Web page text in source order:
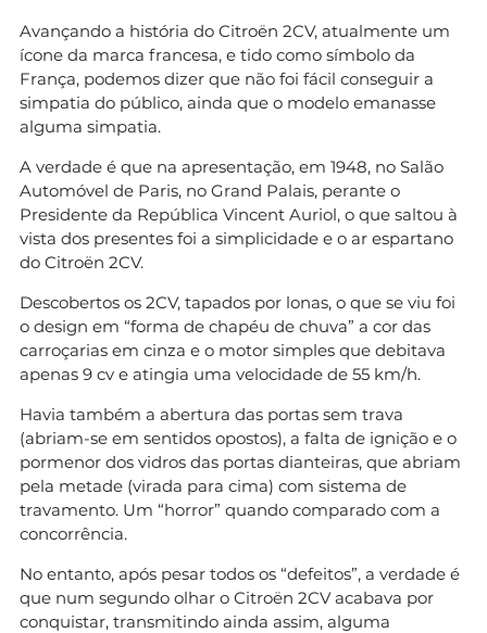
Avançando a história do Citroën 2CV, atualmente um
ícone da marca francesa, e tido como símbolo da
França, podemos dizer que não foi fácil conseguir a
simpatia do público, ainda que o modelo emanasse
alguma simpatia.
A verdade é que na apresentação, em 1948, no Salão
Automóvel de Paris, no Grand Palais, perante o
Presidente da República Vincent Auriol, o que saltou à
vista dos presentes foi a simplicidade e o ar espartano
do Citroën 2CV.
Descobertos os 2CV, tapados por lonas, o que se viu foi
o design em “forma de chapéu de chuva” a cor das
carroçarias em cinza e o motor simples que debitava
apenas 9 cv e atingia uma velocidade de 55 km/h.
Havia também a abertura das portas sem trava
(abriam-se em sentidos opostos), a falta de ignição e o
pormenor dos vidros das portas dianteiras, que abriam
pela metade (virada para cima) com sistema de
travamento. Um “horror” quando comparado com a
concorrência.
No entanto, após pesar todos os “defeitos”, a verdade é
que num segundo olhar o Citroën 2CV acabava por
conquistar, transmitindo ainda assim, alguma